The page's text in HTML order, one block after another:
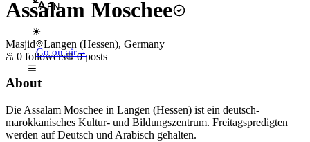
EN
☀
Go on air→
Assalam Moschee
Masjid
Langen (Hessen), Germany
0 followers 0 posts
About
Die Assalam Moschee in Langen (Hessen) ist ein deutsch-
marokkanisches Kultur- und Bildungszentrum. Freitagspredigten
werden auf Deutsch und Arabisch gehalten.